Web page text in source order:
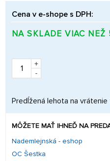
Cena v e-shope s DPH:
NA SKLADE VIAC NEŽ
+
-
Predĺžená lehota na
MÔŽETE MAŤ IHNEĎ NA
Nademlejnská - eshop
OC Šestka